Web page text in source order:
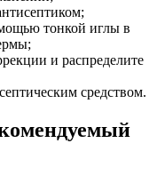
тонкой иглы в
и распределите
средством.